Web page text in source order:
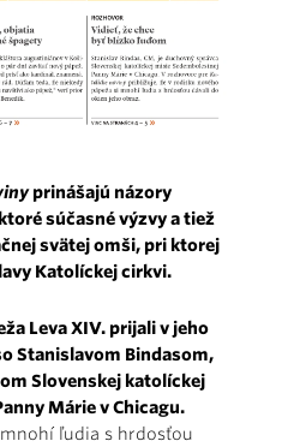
prinášajú názory
súčasné výzvy a tiež
svätej omši, pri ktorej
Katolíckej cirkvi.
Leva XIV. prijali v jeho
Stanislavom Bindasom,
Slovenskej katolíckej
Márie v Chicagu.
ľudia s hrdosťou